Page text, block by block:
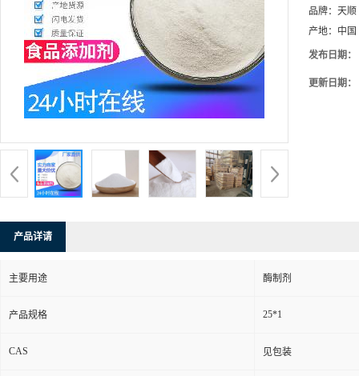
品牌： 天顺
产地： 中国
发布日期：
更新日期：
产品详请
主要用途 酶制剂
产品规格 25*1
CAS 见包装